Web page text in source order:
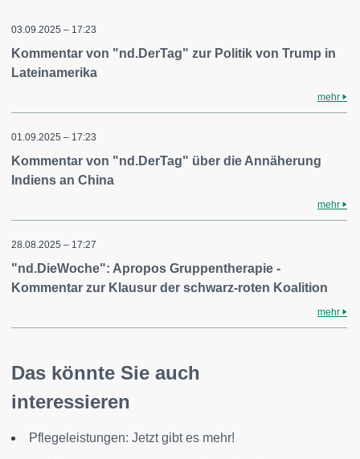
03.09.2025 – 17:23
Kommentar von "nd.DerTag" zur Politik von Trump in
Lateinamerika
mehr
01.09.2025 – 17:23
Kommentar von "nd.DerTag" über die Annäherung
Indiens an China
mehr
28.08.2025 – 17:27
"nd.DieWoche": Apropos Gruppentherapie -
Kommentar zur Klausur der schwarz-roten Koalition
mehr
Das könnte Sie auch
interessieren
Pflegeleistungen: Jetzt gibt es mehr!